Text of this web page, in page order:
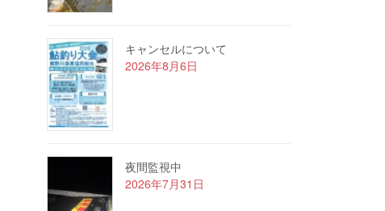
キャンセルについて
2026年8月6日
夜間監視中
2026年7月31日